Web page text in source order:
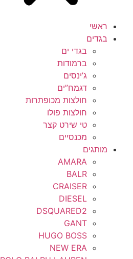
ראשי
בגדים
בגדי ים
ברמודות
ג’ינסים
דגמח”ים
חולצות מכופתרות
חולצות פולו
טי שירט קצר
מכנסיים
מותגים
AMARA
BALR
CRAISER
DIESEL
DSQUARED2
GANT
HUGO BOSS
NEW ERA